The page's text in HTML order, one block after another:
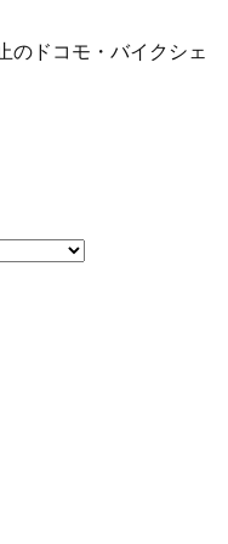
のドコモ・バイクシェ